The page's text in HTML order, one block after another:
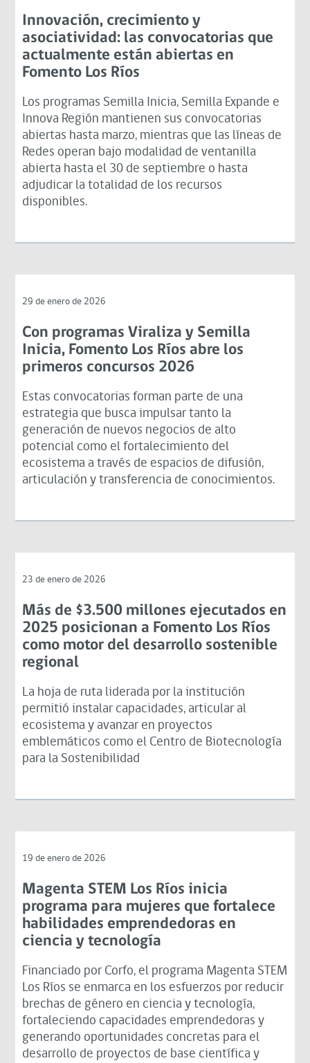
Innovación, crecimiento y
asociatividad: las convocatorias que
actualmente están abiertas en
Fomento Los Ríos
Los programas Semilla Inicia, Semilla Expande e
Innova Región mantienen sus convocatorias
abiertas hasta marzo, mientras que las líneas de
Redes operan bajo modalidad de ventanilla
abierta hasta el 30 de septiembre o hasta
adjudicar la totalidad de los recursos
disponibles.
29 de enero de 2026
Con programas Viraliza y Semilla
Inicia, Fomento Los Ríos abre los
primeros concursos 2026
Estas convocatorias forman parte de una
estrategia que busca impulsar tanto la
generación de nuevos negocios de alto
potencial como el fortalecimiento del
ecosistema a través de espacios de difusión,
articulación y transferencia de conocimientos.
23 de enero de 2026
Más de $3.500 millones ejecutados en
2025 posicionan a Fomento Los Ríos
como motor del desarrollo sostenible
regional
La hoja de ruta liderada por la institución
permitió instalar capacidades, articular al
ecosistema y avanzar en proyectos
emblemáticos como el Centro de Biotecnología
para la Sostenibilidad
19 de enero de 2026
Magenta STEM Los Ríos inicia
programa para mujeres que fortalece
habilidades emprendedoras en
ciencia y tecnología
Financiado por Corfo, el programa Magenta STEM
Los Ríos se enmarca en los esfuerzos por reducir
brechas de género en ciencia y tecnología,
fortaleciendo capacidades emprendedoras y
generando oportunidades concretas para el
desarrollo de proyectos de base científica y